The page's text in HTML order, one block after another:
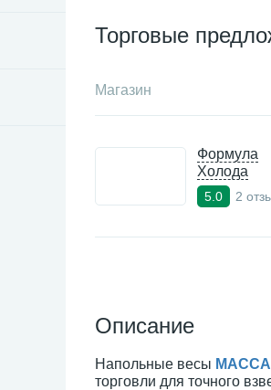
Торговые
Магазин
Формула
Холода
5.0 2
Описание
Напольные весы МАССА-
торговли для точного